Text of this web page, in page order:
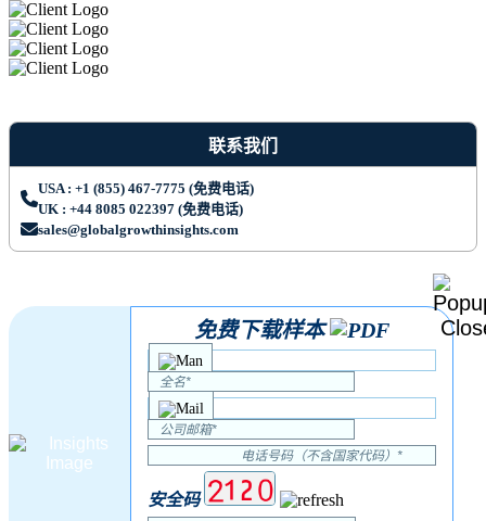
联系我们
USA : +1 (855) 467-7775 (免费电话)
UK : +44 8085 022397 (免费电话)
sales@globalgrowthinsights.com
免费下载样本
安全码